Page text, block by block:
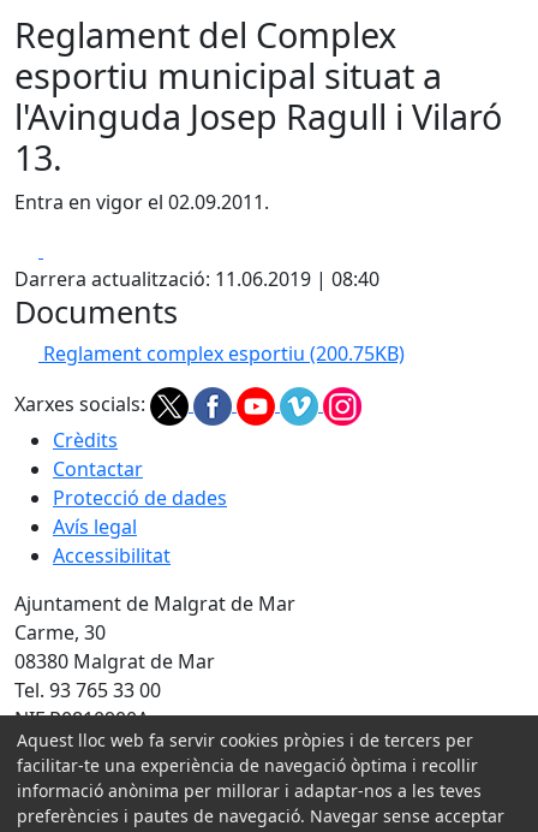
Reglament del Complex
esportiu municipal situat a
l'Avinguda Josep Ragull i Vilaró
13.
Entra en vigor el 02.09.2011.
Darrera actualització: 11.06.2019 | 08:40
Documents
Reglament complex esportiu (200.75KB)
Xarxes socials:
Crèdits
Contactar
Protecció de dades
Avís legal
Accessibilitat
Ajuntament de Malgrat de Mar
Carme, 30
08380 Malgrat de Mar
Tel. 93 765 33 00
NIF P0810900A
Amb la col·laboració de:
Aquest lloc web fa servir cookies pròpies i de tercers per
facilitar-te una experiència de navegació òptima i recollir
informació anònima per millorar i adaptar-nos a les teves
preferències i pautes de navegació. Navegar sense acceptar